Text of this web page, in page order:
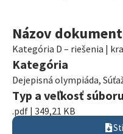
Názov
Kategória D – riešenia |
Kategória
Dejepisná olympiáda,
Typ a veľkosť súboru
.pdf | 349,21 KB